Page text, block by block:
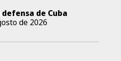
de Cuba
de 2026